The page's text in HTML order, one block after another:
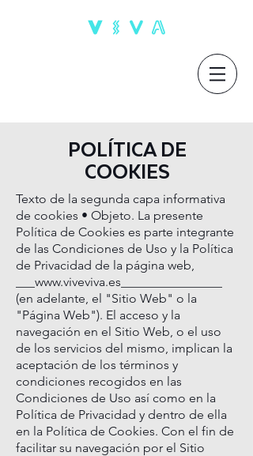
POLÍTICA DE
COOKIES
Texto de la segunda capa informativa
de cookies • Objeto. La presente
Política de Cookies es parte integrante
de las Condiciones de Uso y la Política
de Privacidad de la página web,
www.viveviva.es________________
(en adelante, el "Sitio Web" o la
"Página Web"). El acceso y la
navegación en el Sitio Web, o el uso
de los servicios del mismo, implican la
aceptación de los términos y
condiciones recogidos en las
Condiciones de Uso así como en la
Política de Privacidad y dentro de ella
en la Política de Cookies. Con el fin de
facilitar su navegación por el Sitio